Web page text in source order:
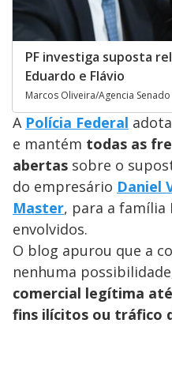
PF investiga suposta
Eduardo e Flávio
Marcos Oliveira/Agencia
A Polícia Federal
e mantém todas as
abertas sobre o
do empresário Daniel
Master, para a família
envolvidos.
O blog apurou que a
nenhuma
comercial legítima
fins ilícitos ou tráfico